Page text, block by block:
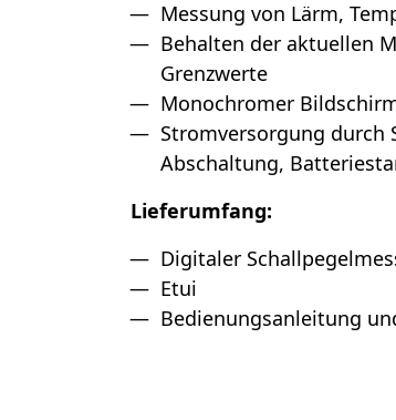
Messung von Lärm,
Behalten der aktuellen
Grenzwerte
Monochromer
Stromversorgung durch
Abschaltung,
Lieferumfang:
Digitaler
Etui
Bedienungsanleitung